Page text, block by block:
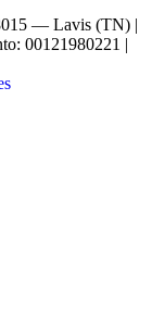
— Lavis (TN) |
00121980221 |